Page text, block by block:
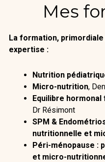
Mes
La formation,
expertise :
Nutrition
Micro-nutrition,
Equilibre hormonal
Dr Résimont
SPM &
nutritionnelle et
Péri-ménopause :
et micro-